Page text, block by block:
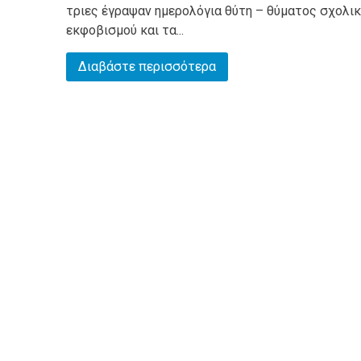
τριες έγραψαν ημερολόγια θύτη – θύματος
εκφοβισμού και τα...
Διαβάστε περισσότερα